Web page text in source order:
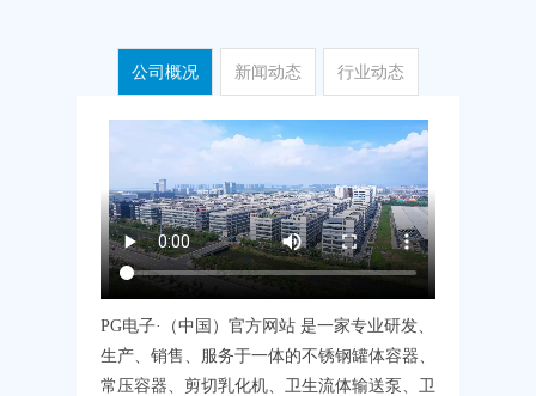
公司概况 新闻动态 行业动态
PG电子·（中国）官方网站 是一家专业研发、
生产、销售、服务于一体的不锈钢罐体容器、
常压容器、剪切乳化机、卫生流体输送泵、卫